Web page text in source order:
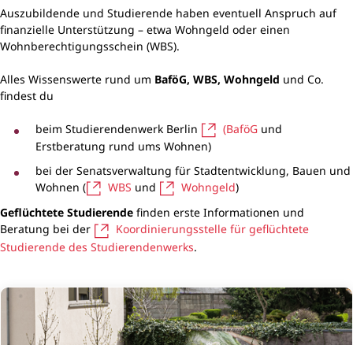
Auszubildende und Studierende haben eventuell Anspruch auf
finanzielle Unterstützung – etwa Wohngeld oder einen
Wohnberechtigungsschein (WBS).
Alles Wissenswerte rund um BaföG, WBS, Wohngeld und Co.
findest du
beim Studierendenwerk Berlin (BaföG und
Erstberatung rund ums Wohnen)
bei der Senatsverwaltung für Stadtentwicklung, Bauen und
Wohnen (
WBS und Wohngeld)
Geflüchtete Studierende finden erste Informationen und
Beratung bei der
Koordinierungsstelle für geflüchtete
Studierende des Studierendenwerks.